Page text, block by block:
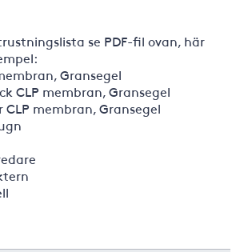
se PDF-fil ovan, här
Gransegel
CLP membran, Gransegel
CLP membran, Gransegel